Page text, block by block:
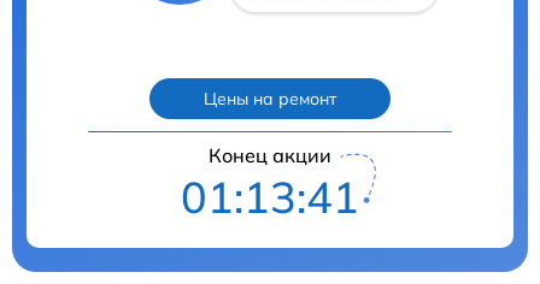
Цены на ремонт
Конец акции
01:13:40